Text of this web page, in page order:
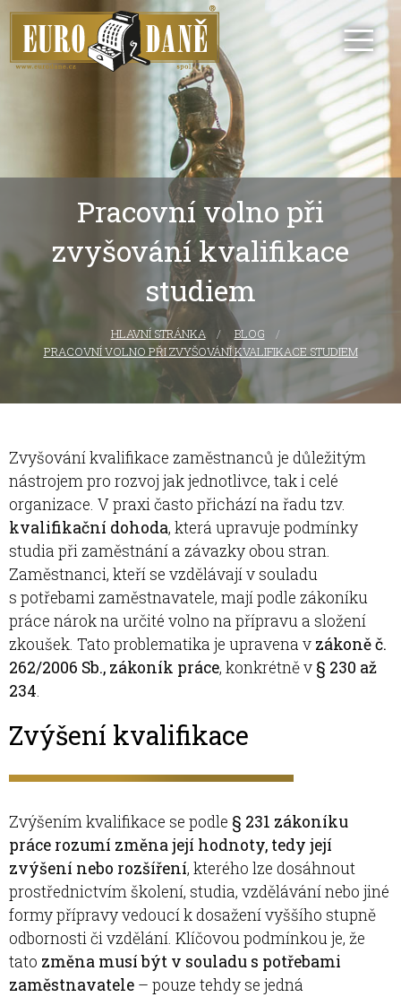
Pracovní volno při
zvyšování kvalifikace
studiem
HLAVNÍ STRÁNKA CURRENT:
BLOG
PRACOVNÍ VOLNO PŘI ZVYŠOVÁNÍ KVALIFIKACE STUDIEM
Zvyšování kvalifikace zaměstnanců je důležitým
nástrojem pro rozvoj jak jednotlivce, tak i celé
organizace. V praxi často přichází na řadu tzv.
kvalifikační dohoda, která upravuje podmínky
studia při zaměstnání a závazky obou stran.
Zaměstnanci, kteří se vzdělávají v souladu
s potřebami zaměstnavatele, mají podle zákoníku
práce nárok na určité volno na přípravu a složení
zkoušek. Tato problematika je upravena v zákoně č.
262/2006 Sb., zákoník práce, konkrétně v § 230 až
234.
Zvýšení kvalifikace
Zvýšením kvalifikace se podle § 231 zákoníku
práce rozumí změna její hodnoty, tedy její
zvýšení nebo rozšíření, kterého lze dosáhnout
prostřednictvím školení, studia, vzdělávání nebo jiné
formy přípravy vedoucí k dosažení vyššího stupně
odbornosti či vzdělání. Klíčovou podmínkou je, že
tato změna musí být v souladu s potřebami
zaměstnavatele – pouze tehdy se jedná